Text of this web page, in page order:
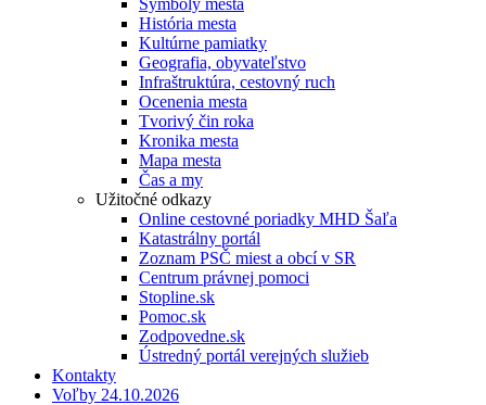
Symboly mesta
História mesta
Kultúrne pamiatky
Geografia, obyvateľstvo
Infraštruktúra, cestovný ruch
Ocenenia mesta
Tvorivý čin roka
Kronika mesta
Mapa mesta
Čas a my
Užitočné odkazy
Online cestovné poriadky MHD Šaľa
Katastrálny portál
Zoznam PSČ miest a obcí v SR
Centrum právnej pomoci
Stopline.sk
Pomoc.sk
Zodpovedne.sk
Ústredný portál verejných služieb
Kontakty
Voľby 24.10.2026